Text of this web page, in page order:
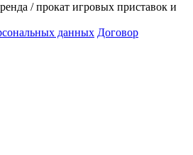
/ прокат игровых приставок и
данных Договор